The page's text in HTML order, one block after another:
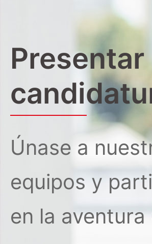
Presentar
Únase a
equipos y
en la aventura